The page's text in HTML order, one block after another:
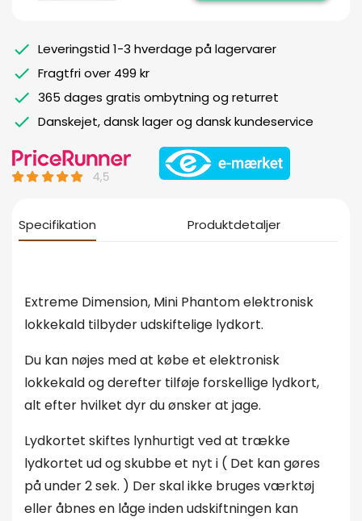
Leveringstid 1-3 hverdage på lagervarer
Fragtfri over 499 kr
365 dages gratis ombytning og returret
Danskejet, dansk lager og dansk kundeservice
Specifikation Produktdetaljer
Extreme Dimension, Mini Phantom elektronisk
lokkekald tilbyder udskiftelige lydkort.
Du kan nøjes med at købe et elektronisk
lokkekald og derefter tilføje forskellige lydkort,
alt efter hvilket dyr du ønsker at jage.
Lydkortet skiftes lynhurtigt ved at trække
lydkortet ud og skubbe et nyt i ( Det kan gøres
på under 2 sek. ) Der skal ikke bruges værktøj
eller åbnes en låge inden udskiftningen kan